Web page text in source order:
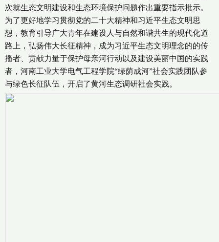
次就生态文明建设和生态环境保护问题作出重要指示批示。
为了更好地学习贯彻党的二十大精神和习近平生态文明思
想，教育引导广大青年在建设人与自然和谐共生的现代化道
路上，弘扬伟大长征精神，成为习近平生态文明理念的的传
播者、贡献力量于保护母亲河行动以及建设美丽中国的实践
者，河南工业大学电气工程学院“绿荫成河”社会实践团队参
与绿色长征队伍，开启了黄河生态调研社会实践。